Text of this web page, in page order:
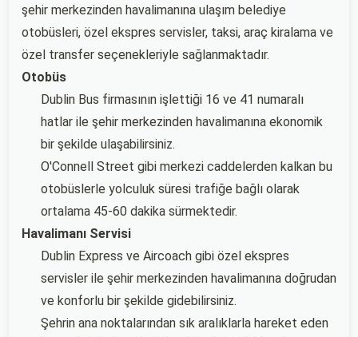
şehir merkezinden havalimanına ulaşım belediye
otobüsleri, özel ekspres servisler, taksi, araç kiralama ve
özel transfer seçenekleriyle sağlanmaktadır.
Otobüs
Dublin Bus firmasının işlettiği 16 ve 41 numaralı
hatlar ile şehir merkezinden havalimanına ekonomik
bir şekilde ulaşabilirsiniz.
O'Connell Street gibi merkezi caddelerden kalkan bu
otobüslerle yolculuk süresi trafiğe bağlı olarak
ortalama 45-60 dakika sürmektedir.
Havalimanı Servisi
Dublin Express ve Aircoach gibi özel ekspres
servisler ile şehir merkezinden havalimanına doğrudan
ve konforlu bir şekilde gidebilirsiniz.
Şehrin ana noktalarından sık aralıklarla hareket eden